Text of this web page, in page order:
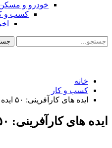
خودرو و
کسب و
خانه
کسب و کار
ایده های کارآفرینی: ۵۰ ایده کسب و کار برای کارآفرینان خلاق
ایده های کارآفرینی: ۵۰ ایده کسب و کار برای کارآفرینان خلاق